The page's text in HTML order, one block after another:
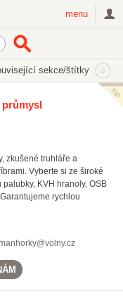
menu
sekce/štítky
související sekce
průmysl
zkušené truhláře a
Vyberte si ze široké
KVH hranoly, OSB
rychlou